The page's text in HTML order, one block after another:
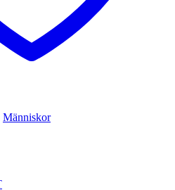
Människor